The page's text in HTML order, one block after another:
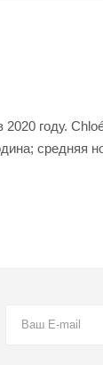
году.
средняя